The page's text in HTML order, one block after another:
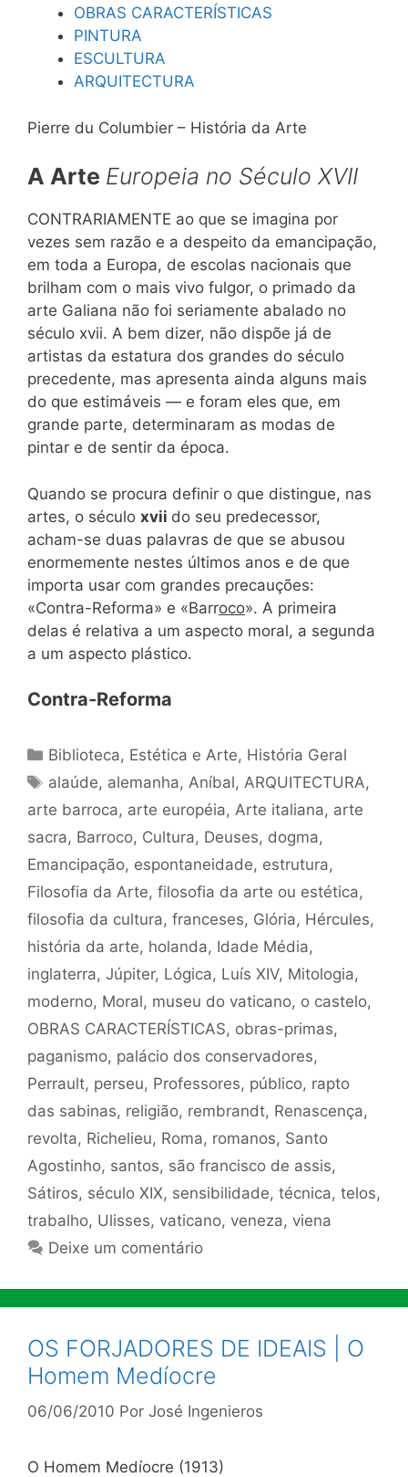
OBRAS CARACTERÍSTICAS
PINTURA
ESCULTURA
ARQUITECTURA
Pierre du Columbier – História da Arte
A Arte Europeia no Século XVII
CONTRARIAMENTE ao que se imagina por
vezes sem razão e a despeito da emancipação,
em toda a Europa, de escolas nacionais que
brilham com o mais vivo fulgor, o primado da
arte Galiana não foi seriamente abalado no
século xvii. A bem dizer, não dispõe já de
artistas da estatura dos grandes do século
precedente, mas apresenta ainda alguns mais
do que estimáveis — e foram eles que, em
grande parte, determinaram as modas de
pintar e de sentir da época.
Quando se procura definir o que distingue, nas
artes, o século xvii do seu predecessor,
acham-se duas palavras de que se abusou
enormemente nestes últimos anos e de que
importa usar com grandes precauções:
«Contra-Reforma» e «Barroco». A primeira
delas é relativa a um aspecto moral, a segunda
a um aspecto plástico.
Contra-Reforma
Categorias
Biblioteca, Estética e Arte, História Geral
Tags
alaúde, alemanha,Aníbal,ARQUITECTURA,
arte barroca, arte européia, Arte italiana, arte
sacra, Barroco, Cultura, Deuses, dogma,
Emancipação, espontaneidade, estrutura,
Filosofia da Arte, filosofia da arte ou estética,
filosofia da cultura, franceses, Glória, Hércules,
história da arte, holanda, Idade Média,
inglaterra, Júpiter, Lógica, Luís XIV, Mitologia,
moderno, Moral, museu do vaticano, o castelo,
OBRAS CARACTERÍSTICAS, obras-primas,
paganismo, palácio dos conservadores,
Perrault, perseu, Professores, público, rapto
das sabinas, religião, rembrandt, Renascença,
revolta, Richelieu, Roma, romanos, Santo
Agostinho, santos, são francisco de assis,
Sátiros, século XIX, sensibilidade, técnica, telos,
trabalho, Ulisses, vaticano, veneza, viena
Deixe um comentário
OS FORJADORES DE IDEAIS | O
Homem Medíocre
06/06/2010 Por José Ingenieros
O Homem Medíocre (1913)